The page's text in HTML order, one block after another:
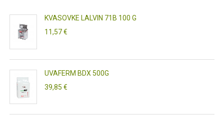
KVASOVKE LALVIN 71B 100 G
11,57 €
UVAFERM BDX 500G
39,85 €